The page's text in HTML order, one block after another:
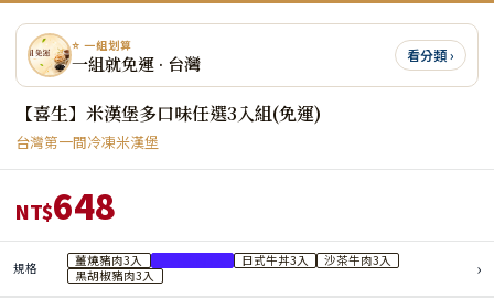
⭐ 一組划算
一組就免運 · 台灣 看分類 ›
【喜生】米漢堡多口味任選3入組(免運)
台灣第一間冷凍米漢堡
NT$648
規格 薑燒豬肉3入 日式牛丼3入
沙茶牛肉3入
黑胡椒豬肉3入
›